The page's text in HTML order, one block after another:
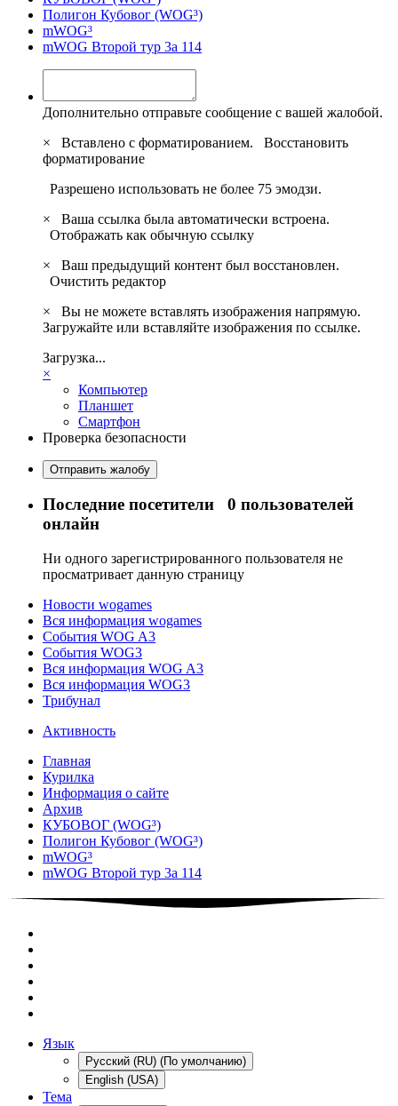
Полигон Кубовог (WOG³)
mWOG³
mWOG Второй тур 3а 114
Дополнительно отправьте сообщение с вашей жалобой.
×
Вставлено с форматированием. Восстановить
форматирование
Разрешено использовать не более 75 эмодзи.
×
Ваша ссылка была автоматически встроена.
Отображать как обычную ссылку
×
Ваш предыдущий контент был восстановлен.
Очистить редактор
×
Вы не можете вставлять изображения напрямую.
Загружайте или вставляйте изображения по ссылке.
Загрузка...
×
Компьютер
Планшет
Смартфон
Проверка безопасности
Отправить жалобу
Последние посетители 0 пользователей
онлайн
Ни одного зарегистрированного пользователя не
просматривает данную страницу
Новости wogames
Вся информация wogames
События WOG A3
События WOG3
Вся информация WOG A3
Вся информация WOG3
Трибунал
Активность
Главная
Курилка
Информация о сайте
Архив
КУБОВОГ (WOG³)
Полигон Кубовог (WOG³)
mWOG³
mWOG Второй тур 3а 114
Язык
Русский (RU) (По умолчанию)
English (USA)
Тема